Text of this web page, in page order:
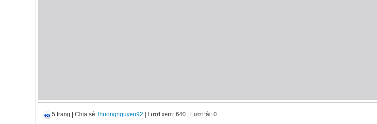
5 trang Chia sẻ: thuongnguyen92 | Lượt xem: 640 | Lượt tải: 0